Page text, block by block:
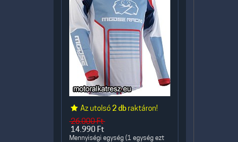
Az utolsó2 db raktáron!
26.000Ft
14.990 Ft
Mennyiségi egység (1 egység ezt